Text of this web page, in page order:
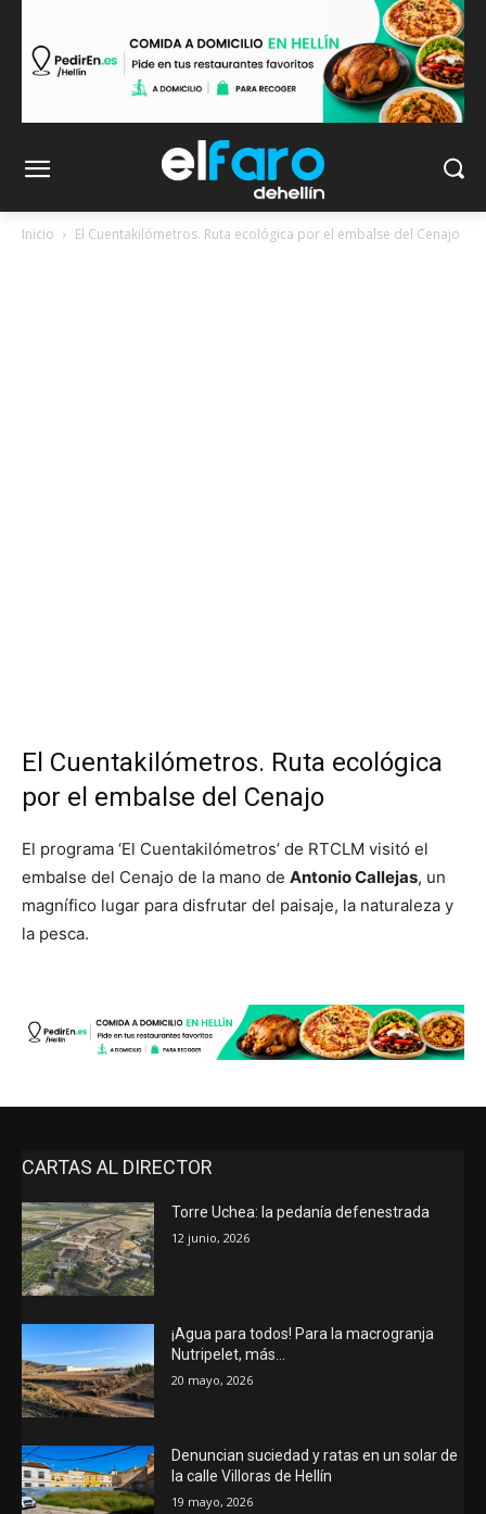
Inicio El Cuentakilómetros. Ruta ecológica por el embalse del Cenajo
El Cuentakilómetros. Ruta ecológica
por el embalse del Cenajo
El programa ‘El Cuentakilómetros’ de RTCLM visitó el
embalse del Cenajo de la mano de Antonio Callejas, un
magnífico lugar para disfrutar del paisaje, la naturaleza y
la pesca.
CARTAS AL DIRECTOR
Torre Uchea: la pedanía defenestrada
12 junio, 2026
¡Agua para todos! Para la macrogranja
Nutripelet, más…
20 mayo, 2026
Denuncian suciedad y ratas en un solar de
la calle Villoras de Hellín
19 mayo, 2026